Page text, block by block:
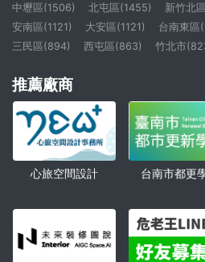
中壢區(1506)
北屯區(1455) 新竹北
安南區(1121)
大安區(1121) 台南東區
三民區(894)
西屯區(863) 竹北市
推薦廠商
心旅空間設計 台南市都更